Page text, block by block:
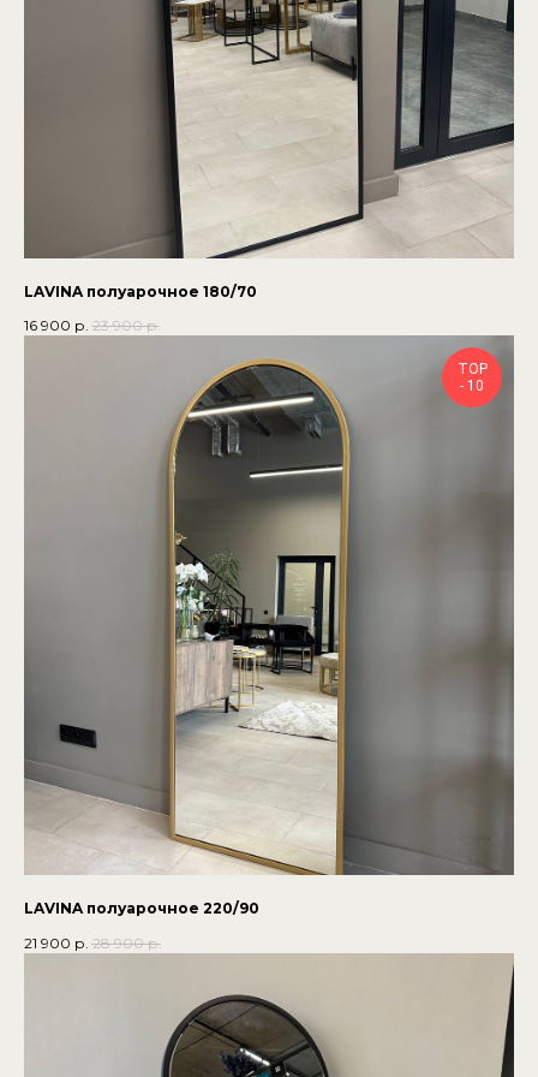
LAVINA полуарочное 180/70
16 900 р. 23 900 р.
TOP
- 10
LAVINA полуарочное 220/90
21 900 р. 28 900 р.